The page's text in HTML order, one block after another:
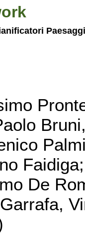
Faidiga;
De